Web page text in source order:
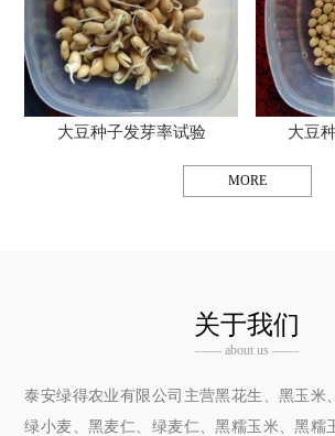
大豆种子发芽率试验 大豆
MORE
关于我们
—— about us ——
泰安绿得农业有限公司主营黑花生、黑玉米
绿小麦、黑麦仁、绿麦仁、黑糯玉米、黑糯